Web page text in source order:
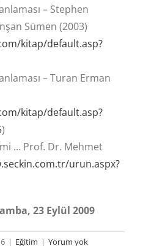
– Stephen
Sümen (2003)
kitap/default.asp?
– Turan Erman
kitap/default.asp?
)
… Prof. Dr. Mehmet
urun.aspx?
23 Eylül 2009
| Eğitim | Yorum yok